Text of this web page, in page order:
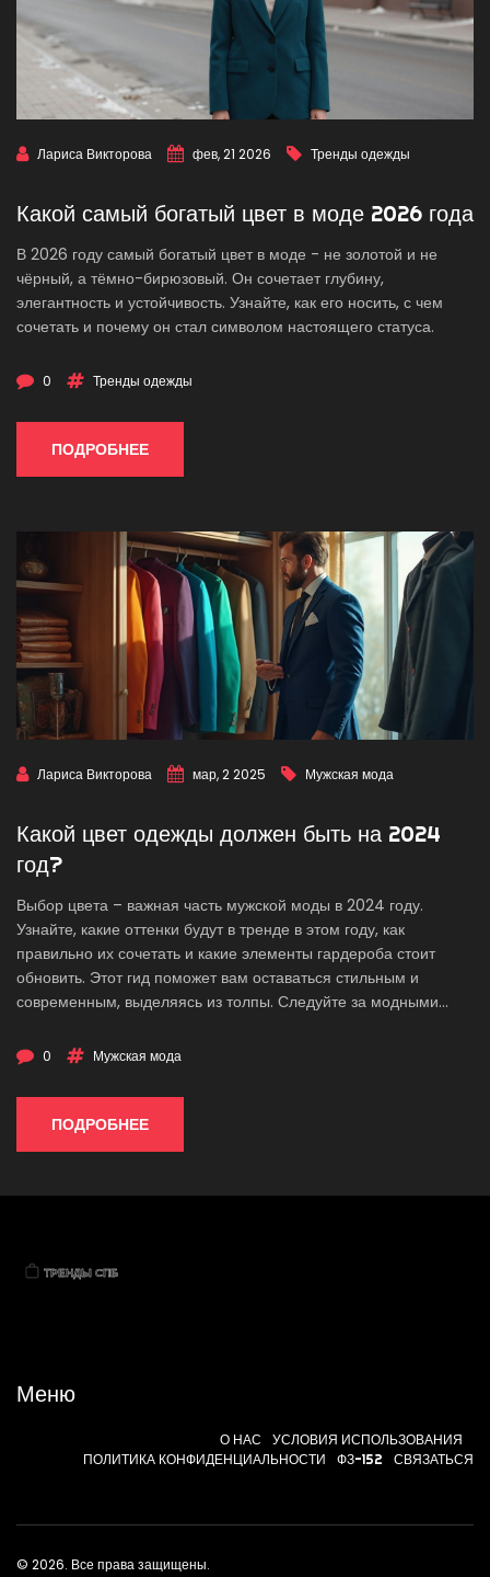
Лариса Викторова фев, 21 2026 Тренды одежды
Какой самый богатый цвет в моде 2026 года
В 2026 году самый богатый цвет в моде - не золотой и не
чёрный, а тёмно-бирюзовый. Он сочетает глубину,
элегантность и устойчивость. Узнайте, как его носить, с чем
сочетать и почему он стал символом настоящего статуса.
0 Тренды одежды
ПОДРОБНЕЕ
Лариса Викторова мар, 2 2025 Мужская мода
Какой цвет одежды должен быть на 2024
год?
Выбор цвета – важная часть мужской моды в 2024 году.
Узнайте, какие оттенки будут в тренде в этом году, как
правильно их сочетать и какие элементы гардероба стоит
обновить. Этот гид поможет вам оставаться стильным и
современным, выделяясь из толпы. Следуйте за модными
цвета.
0 Мужская мода
ПОДРОБНЕЕ
Меню
О НАС
УСЛОВИЯ ИСПОЛЬЗОВАНИЯ
ПОЛИТИКА КОНФИДЕНЦИАЛЬНОСТИ
ФЗ-152 СВЯЗАТЬСЯ
© 2026. Все права защищены.